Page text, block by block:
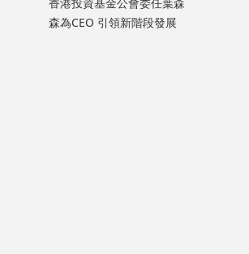
森為CEO 引領新階段發展